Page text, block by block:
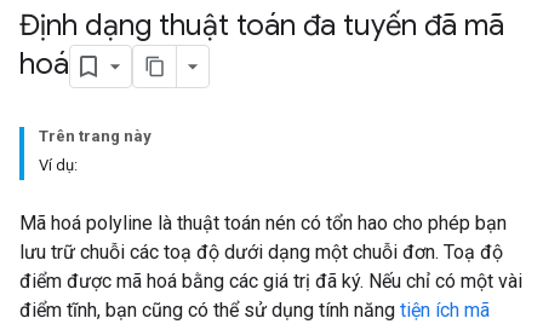
Định dạng thuật toán đa tuyến đã mã
hoá
Trên trang này
Ví dụ:
Mã hoá polyline là thuật toán nén có tổn hao cho phép bạn
lưu trữ chuỗi các toạ độ dưới dạng một chuỗi đơn. Toạ độ
điểm được mã hoá bằng các giá trị đã ký. Nếu chỉ có một vài
điểm tĩnh, bạn cũng có thể sử dụng tính năng tiện ích mã